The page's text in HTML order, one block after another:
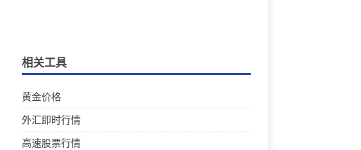
相关工具
黄金价格
外汇即时行情
高速股票行情